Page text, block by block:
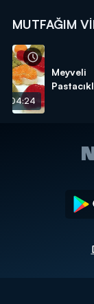
MUTFAĞIM
Meyveli